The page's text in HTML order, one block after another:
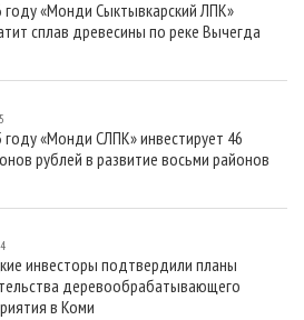
ПЛИТ
году «Монди Сыктывкарский ЛПК»
сплав древесины по реке Вычегда
году «Монди СЛПК» инвестирует 46
рублей в развитие восьми районов
инвесторы подтвердили планы
деревообрабатывающего
в Коми